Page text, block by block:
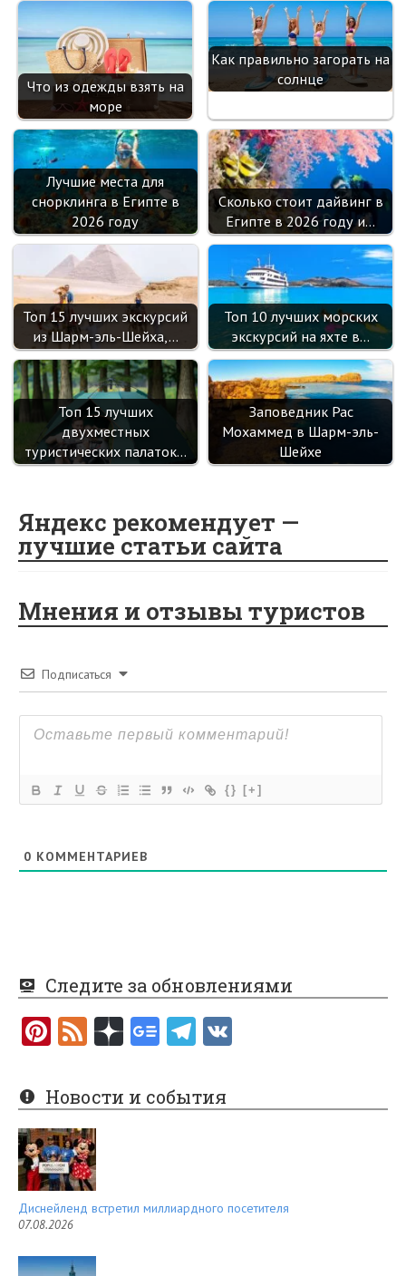
Что из одежды взять на
море
Как правильно загорать на
солнце
Лучшие места для
снорклинга в Египте в
2026 году
Сколько стоит дайвинг в
Египте в 2026 году и…
Топ 15 лучших экскурсий
из Шарм-эль-Шейха,…
Топ 10 лучших морских
экскурсий на яхте в…
Топ 15 лучших
двухместных
туристических палаток…
Заповедник Рас
Мохаммед в Шарм-эль-
Шейхе
Яндекс рекомендует —
лучшие статьи сайта
Мнения и отзывы туристов
Подписаться
{} [+]
0 КОММЕНТАРИЕВ
Следите за обновлениями
Pi
er
es
t
F
e
d
Новости и события
Диснейленд встретил миллиардного посетителя
07.08.2026